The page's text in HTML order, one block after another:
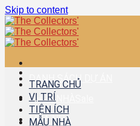
Skip to content
DANH SÁCH DỰ ÁN
THUÊ NHÀ
MUA NHÀ
TRANG CHỦ
VỊ TRÍ
TIỆN ÍCH
MẪU NHÀ